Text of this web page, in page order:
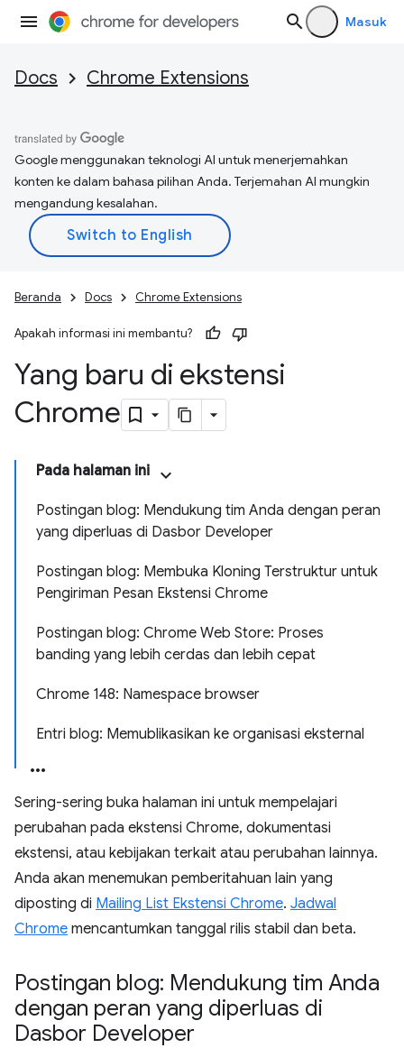
Masuk
Docs Chrome Extensions
Google menggunakan teknologi AI untuk menerjemahkan
konten ke dalam bahasa pilihan Anda. Terjemahan AI mungkin
mengandung kesalahan.
Beranda Docs Chrome Extensions
Apakah informasi ini membantu?
Yang baru di ekstensi
Chrome
Pada halaman ini
Postingan blog: Mendukung tim Anda dengan peran
yang diperluas di Dasbor Developer
Postingan blog: Membuka Kloning Terstruktur untuk
Pengiriman Pesan Ekstensi Chrome
Postingan blog: Chrome Web Store: Proses
banding yang lebih cerdas dan lebih cepat
Chrome 148: Namespace browser
Entri blog: Memublikasikan ke organisasi eksternal
Sering-sering buka halaman ini untuk mempelajari
perubahan pada ekstensi Chrome, dokumentasi
ekstensi, atau kebijakan terkait atau perubahan lainnya.
Anda akan menemukan pemberitahuan lain yang
diposting di Mailing List Ekstensi Chrome. Jadwal
Chrome mencantumkan tanggal rilis stabil dan beta.
Postingan blog: Mendukung tim Anda
dengan peran yang diperluas di
Dasbor Developer